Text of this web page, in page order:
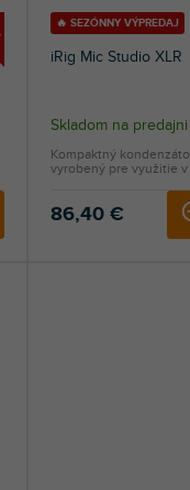
🔥 SEZÓNNY VÝPREDAJ
iRig Mic Studio XLR
Skladom na predajni
86,40 €
Kompaktný
vyrobený pre využitie